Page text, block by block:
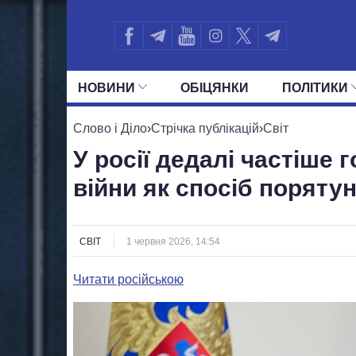
НОВИНИ ОБIЦЯНКИ ПОЛIТИКИ
УСІ ПОЛІТИКИ ПРЕЗИДЕНТ І ОФІС
Слово і Діло›Стрічка публікацій›Світ
У росії дедалі
війни як спосіб
СВІТ 1 червня 2026, 14:54
Читати російською